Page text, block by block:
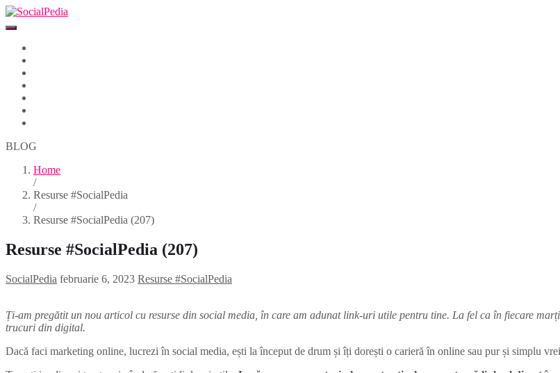
BLOG
Home
/
Resurse #SocialPedia
/
Resurse #SocialPedia (207)
Resurse #SocialPedia (207)
SocialPedia februarie 6, 2023 Resurse #SocialPedia
Ți-am pregătit un nou articol cu resurse din social media, în care am adunat link-uri utile pentru tine. La fel ca în fiecare
trucuri din digital.
Dacă faci marketing online, lucrezi în social media, ești la început de drum și îți dorești o carieră în online sau pur și simplu